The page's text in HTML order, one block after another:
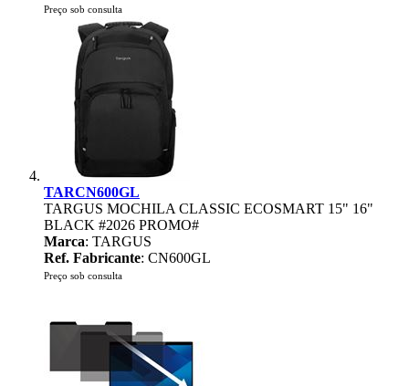
Preço sob consulta
TARCN600GL
TARGUS MOCHILA CLASSIC ECOSMART 15" 16"
BLACK #2026 PROMO#
Marca: TARGUS
Ref. Fabricante: CN600GL
Preço sob consulta